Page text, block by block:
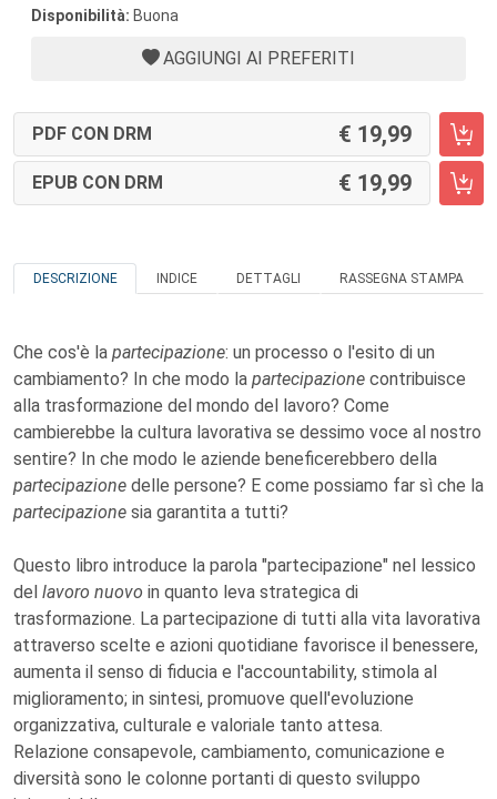
Disponibilità: Buona
AGGIUNGI AI PREFERITI
PDF CON DRM 19,99
EPUB CON DRM 19,99
DESCRIZIONE INDICE DETTAGLI RASSEGNA STAMPA
Che cos'è la partecipazione: un processo o l'esito di un
cambiamento? In che modo la partecipazione contribuisce
alla trasformazione del mondo del lavoro? Come
cambierebbe la cultura lavorativa se dessimo voce al nostro
sentire? In che modo le aziende beneficerebbero della
partecipazione delle persone? E come possiamo far sì che la
partecipazione sia garantita a tutti?
Questo libro introduce la parola "partecipazione" nel lessico
del lavoro nuovo in quanto leva strategica di
trasformazione. La partecipazione di tutti alla vita lavorativa
attraverso scelte e azioni quotidiane favorisce il benessere,
aumenta il senso di fiducia e l'accountability, stimola al
miglioramento; in sintesi, promuove quell'evoluzione
organizzativa, culturale e valoriale tanto attesa.
Relazione consapevole, cambiamento, comunicazione e
diversità sono le colonne portanti di questo sviluppo